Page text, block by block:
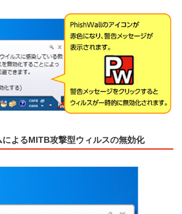
よるMITB攻撃型ウィルスの無効化